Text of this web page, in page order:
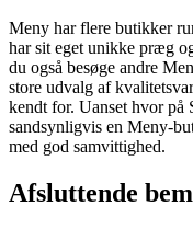
Meny har flere butikker
har sit eget unikke præg
du også besøge andre
store udvalg af
kendt for. Uanset hvor
sandsynligvis en Meny-
med god samvittighed.
Afsluttende